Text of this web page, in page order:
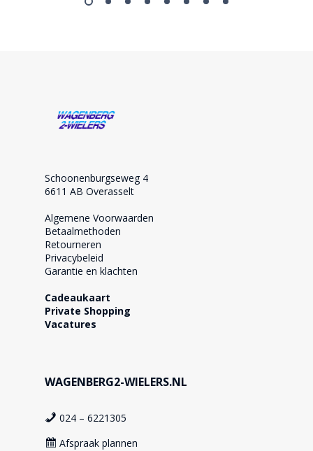
Schoonenburgseweg 4
6611 AB Overasselt
Algemene Voorwaarden
Betaalmethoden
Retourneren
Privacybeleid
Garantie en klachten
Cadeaukaart
Private Shopping
Vacatures
WAGENBERG2-WIELERS.NL
024 – 6221305
Afspraak plannen